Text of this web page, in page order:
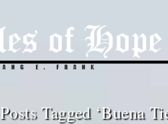
Posts Tagged ‘Buena